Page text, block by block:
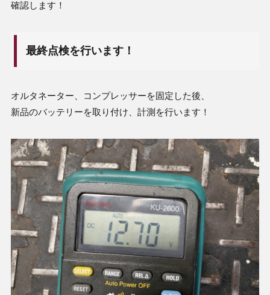
確認します！
最終点検を行います！
オルタネーター、コンプレッサーを固定した後、
新品のバッテリーを取り付け、計測を行います！